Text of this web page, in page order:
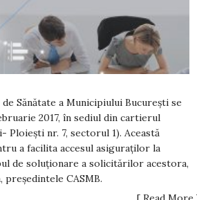
Sănătate a Municipiului București se
2017, în sediul din cartierul
Ploiești nr. 7, sectorul 1). Această
a facilita accesul asiguraților la
de soluționare a solicitărilor acestora,
CASMB.